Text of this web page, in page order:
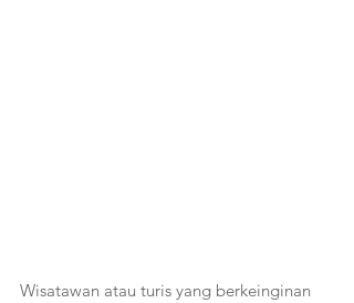
Wisatawan atau turis yang berkeinginan